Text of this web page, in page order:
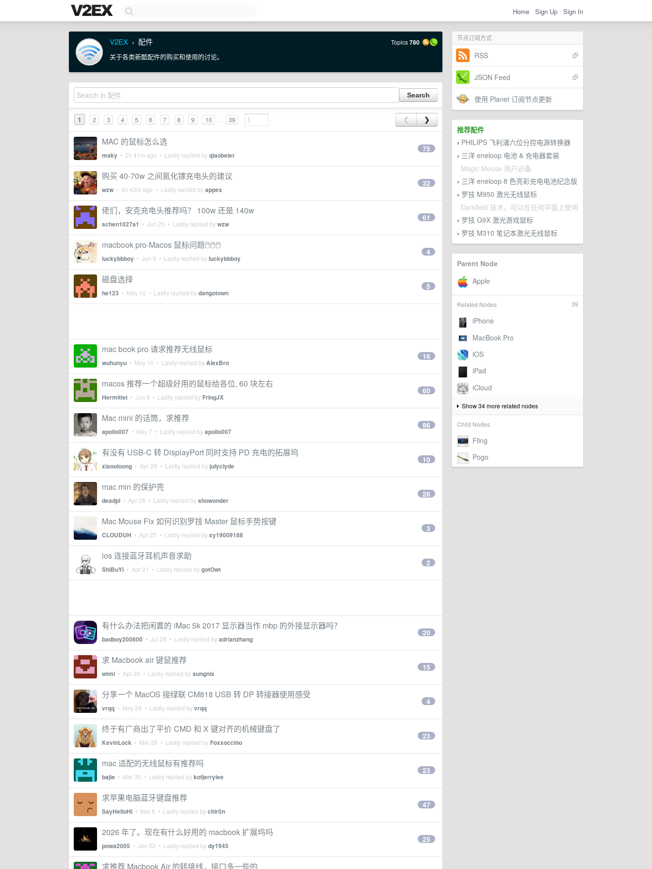
Home Sign Up Sign In
节点订阅方式
RSS
JSON Feed
使用 Planet 订阅节点更新
推荐配件
› PHILIPS 飞利浦六位分控电源转换器
› 三洋 eneloop 电池 & 充电器套装
Magic Mouse 用户必备
› 三洋 eneloop 8 色亮彩充电电池纪念版
› 罗技 M950 激光无线鼠标
Darkfield 技术，可以在任何平面上使用
› 罗技 G9X 激光游戏鼠标
› 罗技 M310 笔记本激光无线鼠标
Parent Node
39
Related Nodes
Show 34 more related nodes
Child Nodes
V2EX › 配件 Topics780
关于各类新酷配件的购买和使用的讨论。
1 2 3 4 5 6 7 8 9 10 ... 39 ❮ ❯
MAC 的鼠标怎么选
maky • 2h 41m ago • Lastly replied byqiaobeier
75
购买 40-70w 之间氮化镓充电头的建议
wzw • 4h 43m ago • Lastly replied byappex
32
佬们，安克充电头推荐吗？ 100w 还是 140w
schen1027a1 • Jun 25 • Lastly replied bywzw
61
macbook pro-Macos 鼠标问题🖱🖱🖱
luckybbboy • Jun 9 • Lastly replied byluckybbboy
4
磁盘选择
he123 • May 12 • Lastly replied bydangotown
5
mac book pro 请求推荐无线鼠标
wuhunyu • May 10 • Lastly replied byAlexBro
16
macos 推荐一个超级好用的鼠标给各位, 60 块左右
Hermitist • Jun 8 • Lastly replied by FringJX
60
Mac mini 的话筒，求推荐
apollo007 • May 7 • Lastly replied byapollo007
86
有没有 USB-C 转 DisplayPort 同时支持 PD 充电的拓展坞
xiaooloong • Apr 29 • Lastly replied by julyclyde
10
mac min 的保护壳
deadpl • Apr 28 • Lastly replied byshowonder
26
Mac Mouse Fix 如何识别罗技 Master 鼠标手势按键
CLOUDUH • Apr 25 • Lastly replied byxy19009188
3
ios 连接蓝牙耳机声音求助
ShiBuYi • Apr 21 • Lastly replied bygotOwt
2
有什么办法把闲置的 iMac 5k 2017 显示器当作 mbp 的外接显示器吗？
badboy200600 • Jul 28 • Lastly replied byadrianzhang
20
求 Macbook air 键鼠推荐
wtml • Apr 20 • Lastly replied bysungnix
15
分享一个 MacOS 接绿联 CM818 USB 转 DP 转接器使用感受
vrqq • May 29 • Lastly replied byvrqq
4
终于有厂商出了平价 CMD 和 X 键对齐的机械键盘了
KevinLock • Mar 28 • Lastly replied by Foxxoccino
23
mac 适配的无线鼠标有推荐吗
bajie • Mar 30 • Lastly replied bykofjerrylee
23
求苹果电脑蓝牙键盘推荐
SayHelloHi • Mar 6 • Lastly replied bychir0n
47
2026 年了。现在有什么好用的 macbook 扩展坞吗
powa2005 • Jan 22 • Lastly replied bydy1945
25
求推荐 Macbook Air 的转接线，接口多一些的